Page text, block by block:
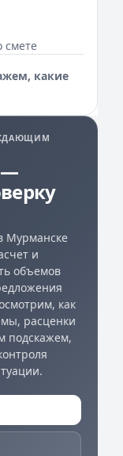
смете
какие
—
Мурманске
и
объемов
как
расценки
подскажем,